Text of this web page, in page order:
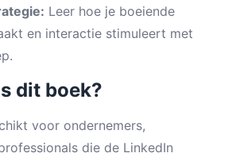
Leer hoe je boeiende
en interactie stimuleert met
dit boek?
voor ondernemers,
die de LinkedIn